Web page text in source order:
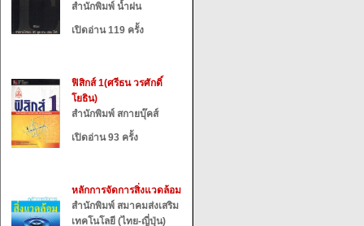
สำนักพิมพ์ น้ำฝน
เปิดอ่าน 119 ครั้ง
ฟิสิกส์ 1(ศรีธน วรศักดิ์
โยธิน)
สำนักพิมพ์ สกายบุ๊คส์
เปิดอ่าน 93 ครั้ง
หลักการจัดการสิ่งแวดล้อม
สำนักพิมพ์ สมาคมส่งเสริม
เทคโนโลยี (ไทย-ญี่ปุ่น)